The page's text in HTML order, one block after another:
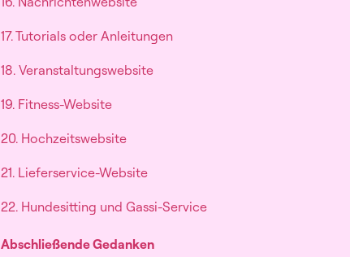
17. Tutorials oder Anleitungen
18. Veranstaltungswebsite
19. Fitness-Website
20. Hochzeitswebsite
21. Lieferservice-Website
22. Hundesitting und Gassi-Service
Abschließende Gedanken